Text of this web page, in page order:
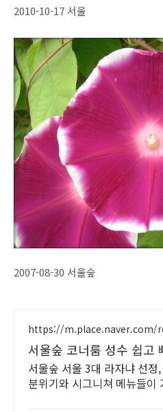
2010-10-17 서울
2007-08-30 서울숲
https://m.place.naver.com/
서울숲 코너룸 성수 쉽고
네이버 예약
서울숲 서울 3대 라자냐 선정
분위기와 시그니쳐 메뉴들이